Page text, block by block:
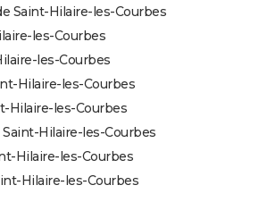
Saint-Hilaire-les-Courbes
les-Courbes
les-Courbes
Hilaire-les-Courbes
Hilaire-les-Courbes
Saint-Hilaire-les-Courbes
Hilaire-les-Courbes
Hilaire-les-Courbes